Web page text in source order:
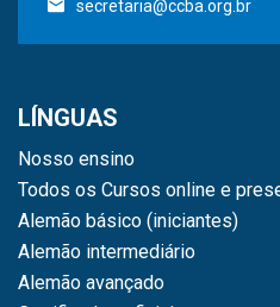
secretaria@ccba.org.br
LÍNGUAS
Nosso ensino
Todos os Cursos online e
Alemão básico (iniciantes)
Alemão intermediário
Alemão avançado